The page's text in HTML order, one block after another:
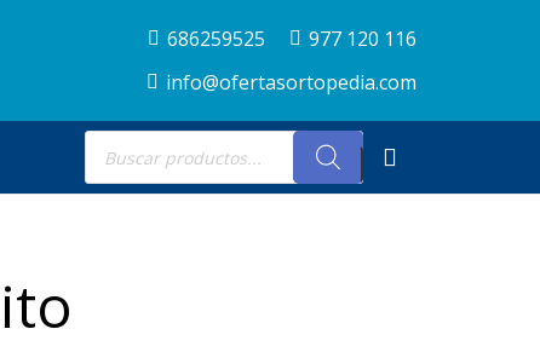
686259525
977 120 116
info@ofertasortopedia.com
Búsqueda
de
productos